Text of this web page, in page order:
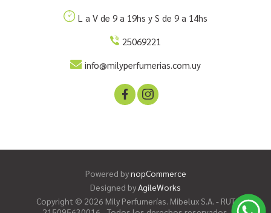
L a V de 9 a 19hs y S de 9 a 14hs
25069221
info@milyperfumerias.com.uy
Powered bynopCommerce
Designed byAgileWorks
Copyright © 2026 Mily Perfumerías. Mibelux S.A. - RUT